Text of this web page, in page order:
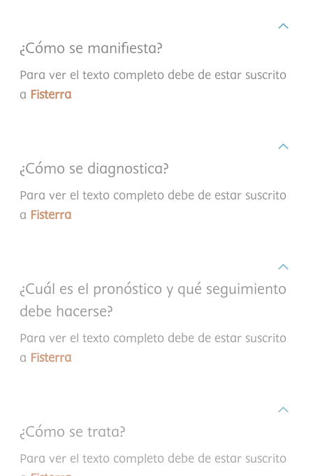
¿Cómo se manifiesta?
Para ver el texto completo debe de estar suscrito
a Fisterra
¿Cómo se diagnostica?
Para ver el texto completo debe de estar suscrito
a Fisterra
¿Cuál es el pronóstico y qué seguimiento
debe hacerse?
Para ver el texto completo debe de estar suscrito
a Fisterra
¿Cómo se trata?
Para ver el texto completo debe de estar suscrito